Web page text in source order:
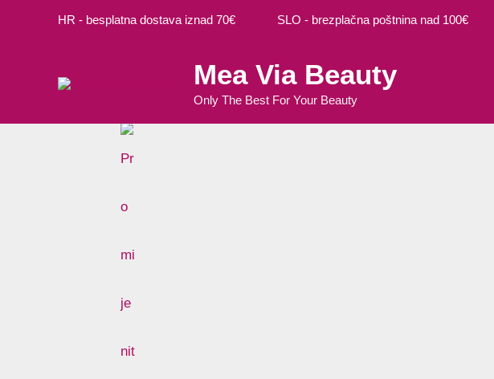
HR - besplatna dostava iznad 70€ SLO - brezplačna poštnina nad 100€
Mea Via Beauty
Only The Best For Your Beauty